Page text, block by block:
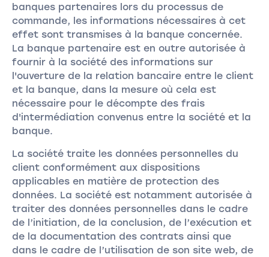
banques partenaires lors du processus de
commande, les informations nécessaires à cet
effet sont transmises à la banque concernée.
La banque partenaire est en outre autorisée à
fournir à la société des informations sur
l'ouverture de la relation bancaire entre le client
et la banque, dans la mesure où cela est
nécessaire pour le décompte des frais
d'intermédiation convenus entre la société et la
banque.
La société traite les données personnelles du
client conformément aux dispositions
applicables en matière de protection des
données. La société est notamment autorisée à
traiter des données personnelles dans le cadre
de l’initiation, de la conclusion, de l’exécution et
de la documentation des contrats ainsi que
dans le cadre de l’utilisation de son site web, de